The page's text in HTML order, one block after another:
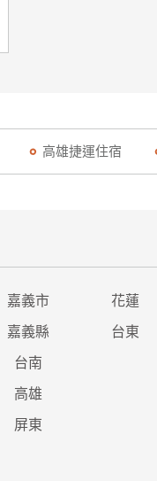
高雄捷運住宿
嘉義市 花蓮
嘉義縣 台東
台南
高雄
屏東